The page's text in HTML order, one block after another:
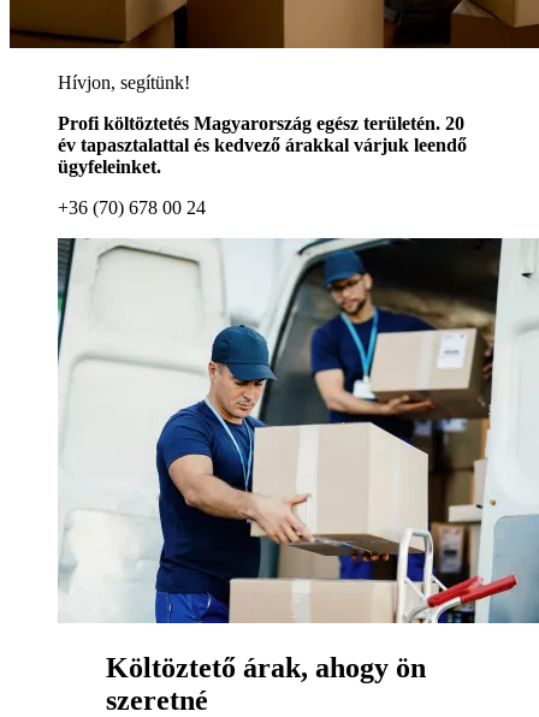
Hívjon, segítünk!
Profi költöztetés Magyarország egész területén. 20
év tapasztalattal és kedvező árakkal várjuk leendő
ügyfeleinket.
+36 (70) 678 00 24
Költöztető árak, ahogy ön
szeretné